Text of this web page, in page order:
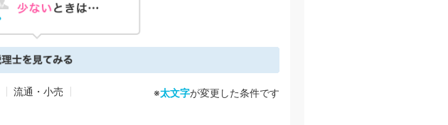
流通・小売 ※太文字が変更した条件です